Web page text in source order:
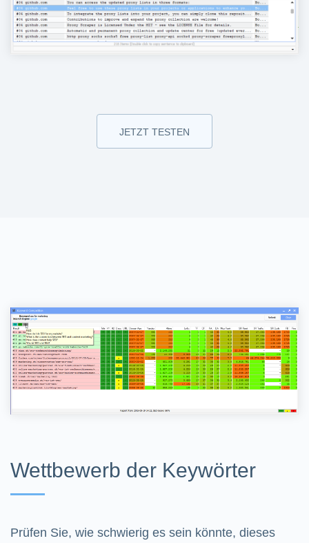
JETZT TESTEN
Wettbewerb der Keywörter
Prüfen Sie, wie schwierig es sein könnte, dieses